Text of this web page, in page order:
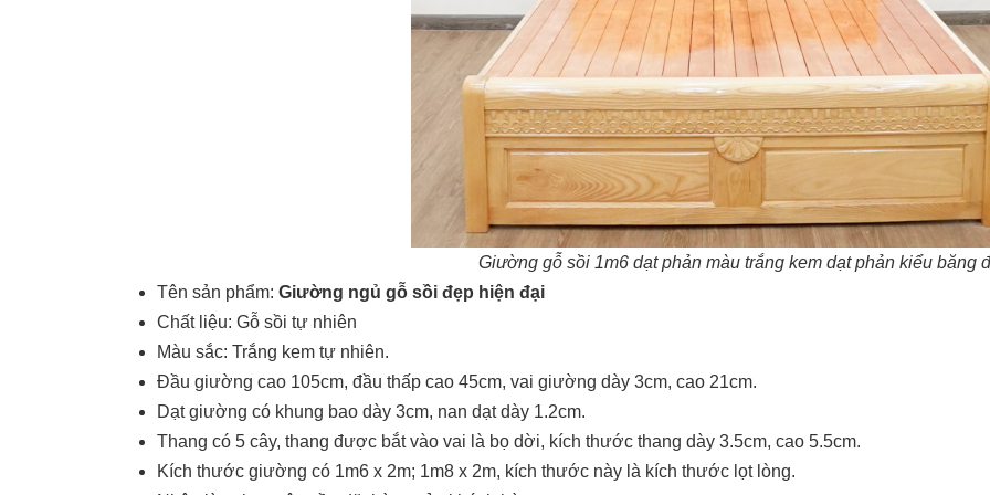
Giường gỗ sồi 1m6 dạt phản màu trắng kem dạt phản kiểu băng
Tên sản phẩm: Giường ngủ gỗ sồi đẹp hiện đại
Chất liệu: Gỗ sồi tự nhiên
Màu sắc: Trắng kem tự nhiên.
Đầu giường cao 105cm, đầu thấp cao 45cm, vai giường dày 3cm, cao 21cm.
Dạt giường có khung bao dày 3cm, nan dạt dày 1.2cm.
Thang có 5 cây, thang được bắt vào vai là bọ dời, kích thước thang dày 3.5cm, cao 5.5cm.
Kích thước giường có 1m6 x 2m; 1m8 x 2m, kích thước này là kích thước lọt lòng.